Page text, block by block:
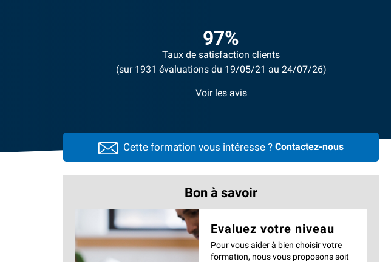
97%
Taux de satisfaction clients
(sur 1931 évaluations du 19/05/21 au 24/07/26)
Voir les avis
Cette formation vous intéresse ? Contactez-nous
Bon à savoir
Evaluez votre niveau
Pour vous aider à bien choisir votre
formation, nous vous proposons soit